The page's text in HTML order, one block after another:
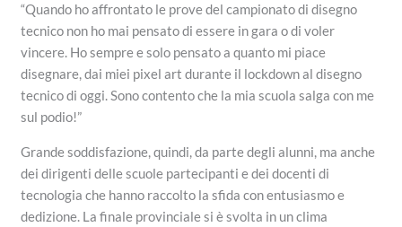
“Quando ho affrontato le prove del campionato di disegno
tecnico non ho mai pensato di essere in gara o di voler
vincere. Ho sempre e solo pensato a quanto mi piace
disegnare, dai miei pixel art durante il lockdown al disegno
tecnico di oggi. Sono contento che la mia scuola salga con me
sul podio!”
Grande soddisfazione, quindi, da parte degli alunni, ma anche
dei dirigenti delle scuole partecipanti e dei docenti di
tecnologia che hanno raccolto la sfida con entusiasmo e
dedizione. La finale provinciale si è svolta in un clima